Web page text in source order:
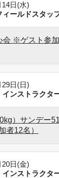
14日(水)
ィールドスタッ
会 ※ゲスト参
29日(日)
インストラクタ
）サンデー
者12名）
20日(金)
インストラクタ